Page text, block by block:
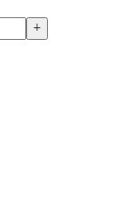
+